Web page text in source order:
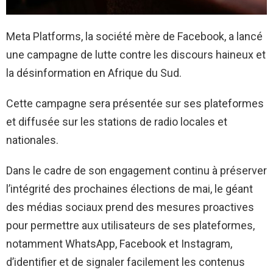
Meta Platforms, la société mère de Facebook, a lancé
une campagne de lutte contre les discours haineux et
la désinformation en Afrique du Sud.
Cette campagne sera présentée sur ses plateformes
et diffusée sur les stations de radio locales et
nationales.
Dans le cadre de son engagement continu à préserver
l’intégrité des prochaines élections de mai, le géant
des médias sociaux prend des mesures proactives
pour permettre aux utilisateurs de ses plateformes,
notamment WhatsApp, Facebook et Instagram,
d’identifier et de signaler facilement les contenus